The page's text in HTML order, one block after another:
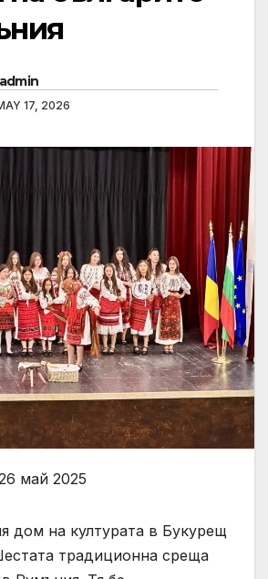
admin
17, 2026
май 2025
дом на културата в Букурещ
традиционна среща